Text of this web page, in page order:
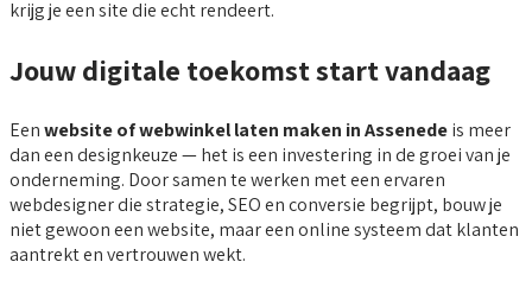
krijg je een site die echt rendeert.
Jouw digitale toekomst start vandaag
Eenwebsite of webwinkel laten maken in Assenedeis meer
dan een designkeuze — het is een investering in de groei van je
onderneming. Door samen te werken met een ervaren
webdesigner die strategie, SEO en conversie begrijpt, bouw je
niet gewoon een website, maar een online systeem dat klanten
aantrekt en vertrouwen wekt.